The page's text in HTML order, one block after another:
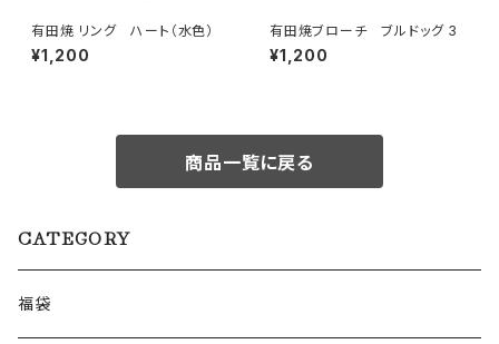
有田焼 リング ハート（水色）
¥1,200
有田焼ブローチ ブルドッグ 3
¥1,200
商品一覧に戻る
CATEGORY
福袋